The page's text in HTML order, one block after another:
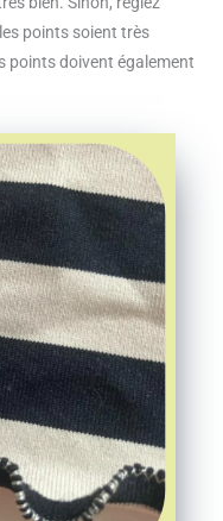
points soient très
points doivent également